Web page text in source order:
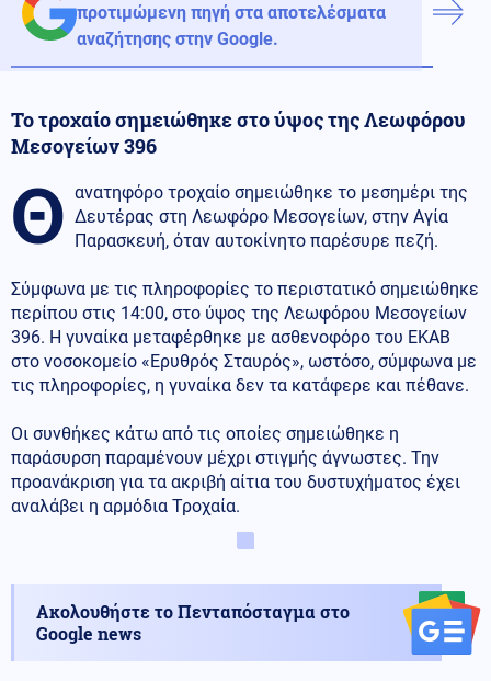
προτιμώμενη πηγή στα αποτελέσματα
αναζήτησης στην Google.
Το τροχαίο σημειώθηκε στο ύψος της Λεωφόρου
Μεσογείων 396
Θ ανατηφόρο τροχαίο σημειώθηκε το μεσημέρι της
Δευτέρας στη Λεωφόρο Μεσογείων, στην Αγία
Παρασκευή, όταν αυτοκίνητο παρέσυρε πεζή.
Σύμφωνα με τις πληροφορίες το περιστατικό σημειώθηκε
περίπου στις 14:00, στο ύψος της Λεωφόρου Μεσογείων
396. Η γυναίκα μεταφέρθηκε με ασθενοφόρο του ΕΚΑΒ
στο νοσοκομείο «Ερυθρός Σταυρός», ωστόσο, σύμφωνα με
τις πληροφορίες, η γυναίκα δεν τα κατάφερε και πέθανε.
Οι συνθήκες κάτω από τις οποίες σημειώθηκε η
παράσυρση παραμένουν μέχρι στιγμής άγνωστες. Την
προανάκριση για τα ακριβή αίτια του δυστυχήματος έχει
αναλάβει η αρμόδια Τροχαία.
Ακολουθήστε το Πενταπόσταγμα στο
Google news